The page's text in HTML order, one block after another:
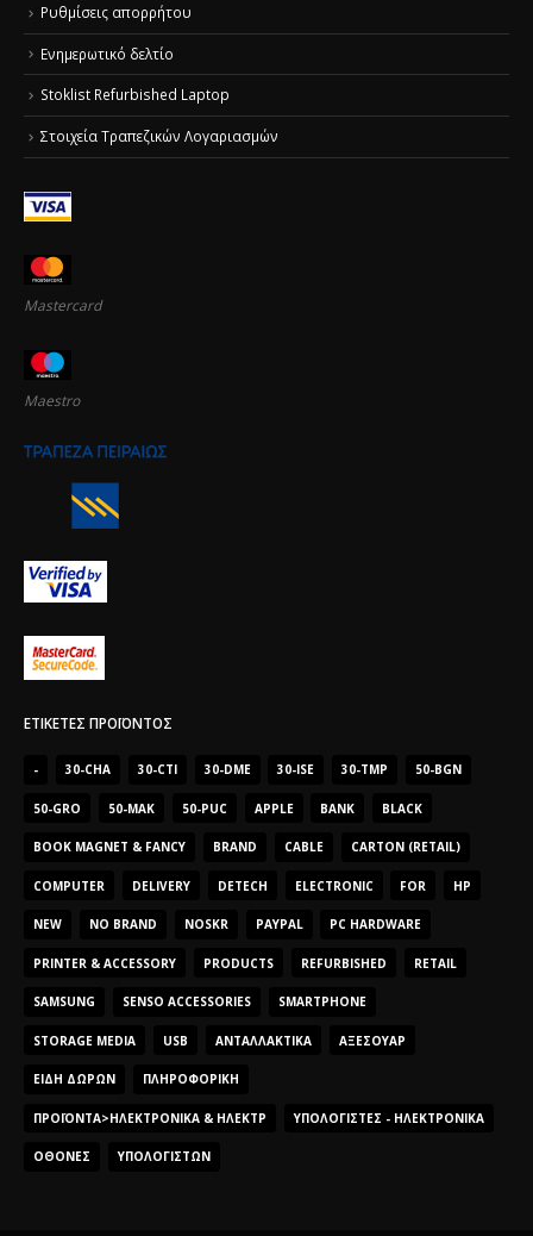
Ρυθμίσεις απορρήτου
Ενημερωτικό δελτίο
Stoklist Refurbished Laptop
Στοιχεία Τραπεζικών Λογαριασμών
Mastercard
Maestro
ΕΤΙΚΈΤΕΣ ΠΡΟΪΌΝΤΟΣ
- 30-CHA 30-CTI 30-DME 30-ISE 30-TMP 50-BGN
50-GRO 50-MAK 50-PUC APPLE BANK BLACK
BOOK MAGNET & FANCY BRAND CABLE CARTON (RETAIL)
COMPUTER DELIVERY DETECH ELECTRONIC FOR HP
NEW NO BRAND NOSKR PAYPAL PC HARDWARE
PRINTER & ACCESSORY PRODUCTS REFURBISHED RETAIL
SAMSUNG SENSO ACCESSORIES SMARTPHONE
STORAGE MEDIA USB ΑΝΤΑΛΛΑΚΤΙΚΆ ΑΞΕΣΟΥΆΡ
ΕΊΔΗ ΔΏΡΩΝ ΠΛΗΡΟΦΟΡΙΚΉ
ΠΡΟΪΌΝΤΑ>ΗΛΕΚΤΡΟΝΙΚΆ & ΗΛΕΚΤΡ ΥΠΟΛΟΓΙΣΤΈΣ - ΗΛΕΚΤΡΟΝΙΚΆ
ΟΘΌΝΕΣ ΥΠΟΛΟΓΙΣΤΏΝ